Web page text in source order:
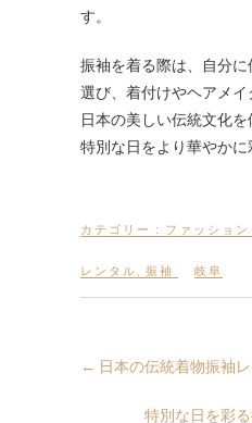
す。
振袖を着る際は、自分
選び、着付けやヘアメ
日本の美しい伝統文化を
特別な日をより華やかに
カテゴリー : ファッション
レンタル 振袖 岐阜
← 日本の伝統着物振袖
特別な日を彩